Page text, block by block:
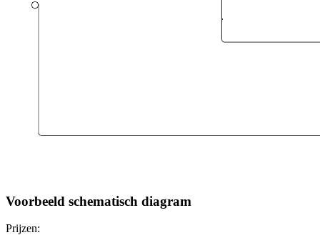
Voorbeeld schematisch diagram
Prijzen: